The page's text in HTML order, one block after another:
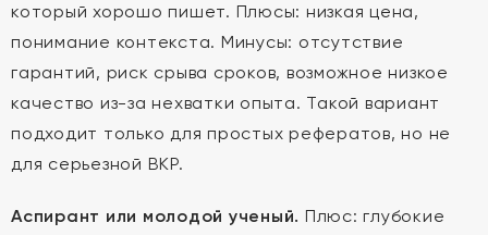
который хорошо пишет. Плюсы: низкая цена,
понимание контекста. Минусы: отсутствие
гарантий, риск срыва сроков, возможное низкое
качество из-за нехватки опыта. Такой вариант
подходит только для простых рефератов, но не
для серьезной ВКР.
Аспирант или молодой ученый. Плюс: глубокие